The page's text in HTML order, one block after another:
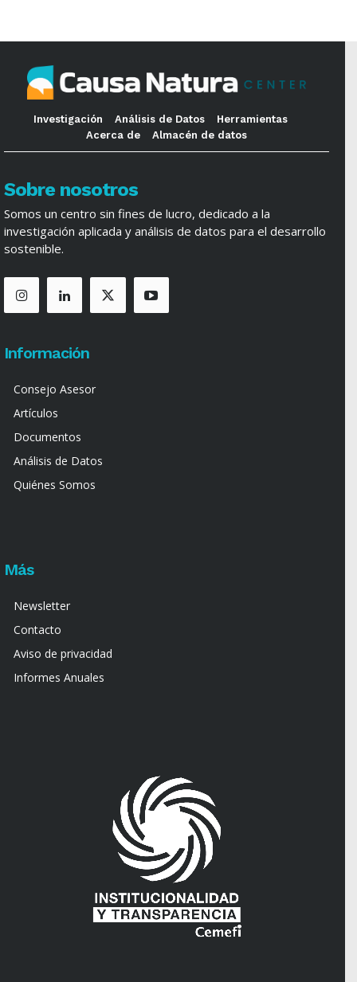
Investigación Análisis de Datos
Herramientas
Acerca de
Almacén de datos
Sobre nosotros
Somos un centro sin fines de lucro, dedicado a la
investigación aplicada y análisis de datos para el desarrollo
sostenible.
Información
Consejo Asesor
Artículos
Documentos
Análisis de Datos
Quiénes Somos
Más
Newsletter
Contacto
Aviso de privacidad
Informes Anuales